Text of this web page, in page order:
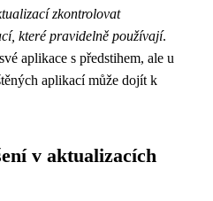
zkontrolovat
které pravidelně používají.
aplikace s předstihem, ale u
aplikací může dojít k
v aktualizacích